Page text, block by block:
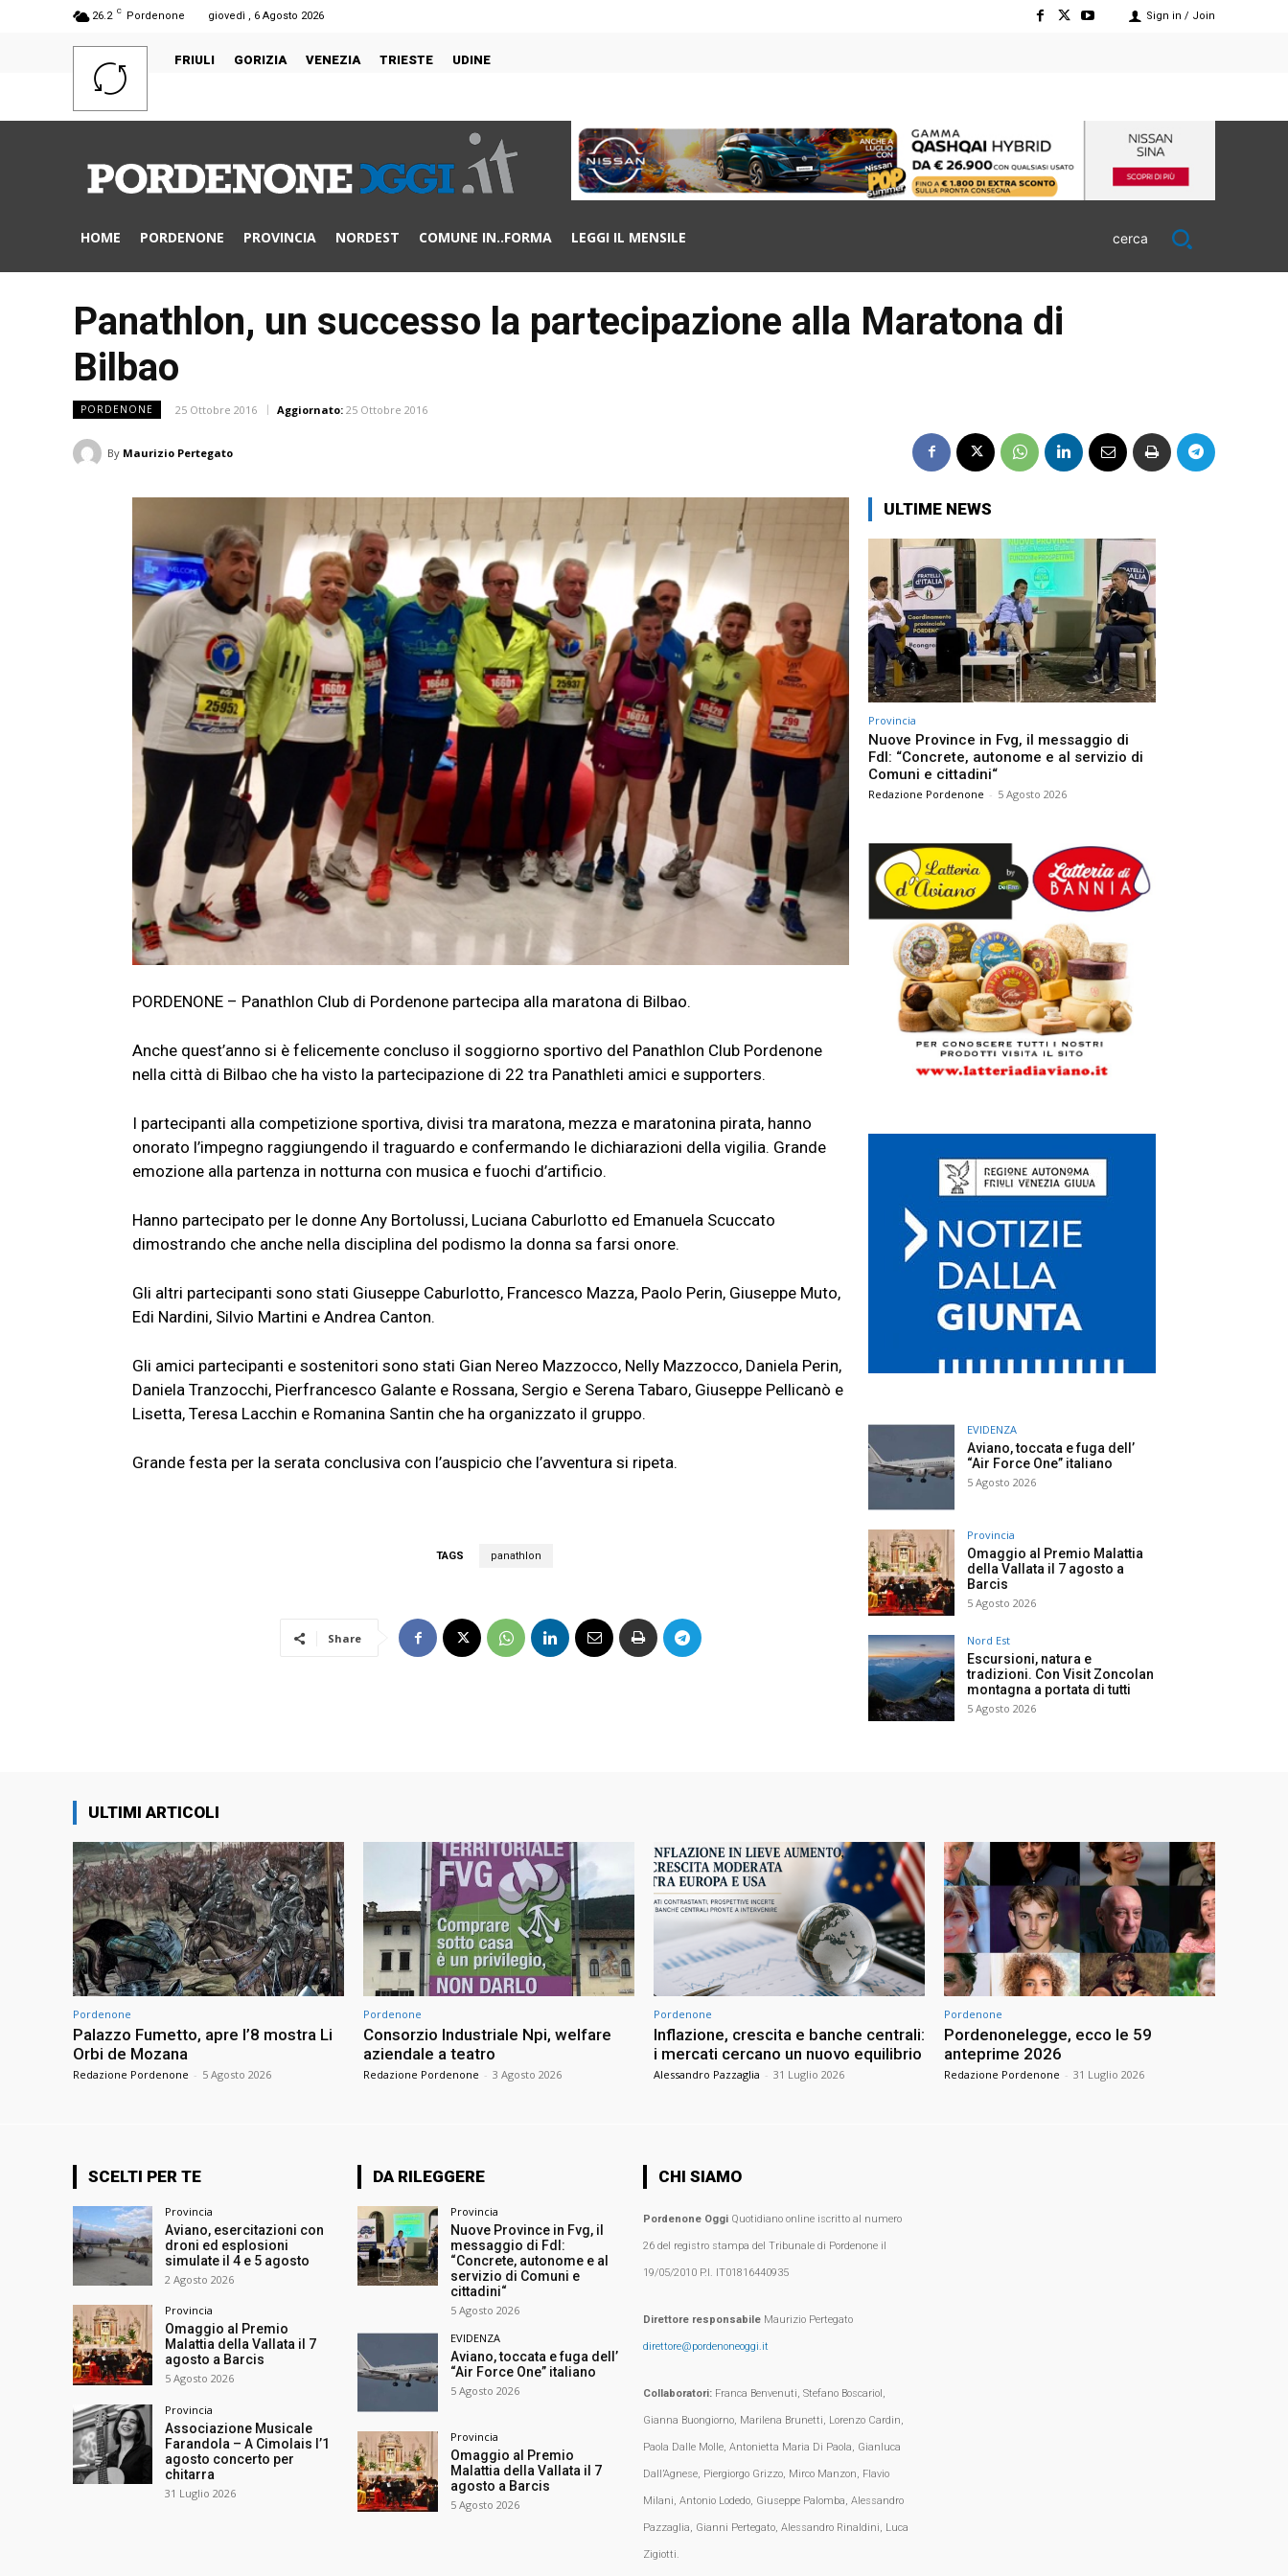
26.2 C Pordenone giovedì , 6 Agosto 2026 Sign in / Join
FRIULI GORIZIA VENEZIA TRIESTE UDINE
HOME PORDENONE PROVINCIA NORDEST COMUNE IN..FORMA LEGGI IL MENSILE cerca
Panathlon, un successo la partecipazione alla Maratona di
Bilbao
PORDENONE 25 Ottobre 2016 Aggiornato: 25 Ottobre 2016
By Maurizio Pertegato
PORDENONE – Panathlon Club di Pordenone partecipa alla maratona di Bilbao.
Anche quest’anno si è felicemente concluso il soggiorno sportivo del Panathlon Club Pordenone
nella città di Bilbao che ha visto la partecipazione di 22 tra Panathleti amici e supporters.
I partecipanti alla competizione sportiva, divisi tra maratona, mezza e maratonina pirata, hanno
onorato l’impegno raggiungendo il traguardo e confermando le dichiarazioni della vigilia. Grande
emozione alla partenza in notturna con musica e fuochi d’artificio.
Hanno partecipato per le donne Any Bortolussi, Luciana Caburlotto ed Emanuela Scuccato
dimostrando che anche nella disciplina del podismo la donna sa farsi onore.
Gli altri partecipanti sono stati Giuseppe Caburlotto, Francesco Mazza, Paolo Perin, Giuseppe Muto,
Edi Nardini, Silvio Martini e Andrea Canton.
Gli amici partecipanti e sostenitori sono stati Gian Nereo Mazzocco, Nelly Mazzocco, Daniela Perin,
Daniela Tranzocchi, Pierfrancesco Galante e Rossana, Sergio e Serena Tabaro, Giuseppe Pellicanò e
Lisetta, Teresa Lacchin e Romanina Santin che ha organizzato il gruppo.
Grande festa per la serata conclusiva con l’auspicio che l’avventura si ripeta.
TAGS panathlon
Share
ULTIME NEWS
Provincia
Nuove Province in Fvg, il messaggio di
FdI: “Concrete, autonome e al servizio di
Comuni e cittadini“
Redazione Pordenone - 5 Agosto 2026
EVIDENZA
Aviano, toccata e fuga dell’
“Air Force One” italiano
5 Agosto 2026
Provincia
Omaggio al Premio Malattia
della Vallata il 7 agosto a
Barcis
5 Agosto 2026
Nord Est
Escursioni, natura e
tradizioni. Con Visit Zoncolan
montagna a portata di tutti
5 Agosto 2026
ULTIMI ARTICOLI
Pordenone
Palazzo Fumetto, apre l’8 mostra Li
Orbi de Mozana
Redazione Pordenone - 5 Agosto 2026
Pordenone
Consorzio Industriale Npi, welfare
aziendale a teatro
Redazione Pordenone - 3 Agosto 2026
Pordenone
Inflazione, crescita e banche centrali:
i mercati cercano un nuovo equilibrio
Alessandro Pazzaglia - 31 Luglio 2026
Pordenone
Pordenonelegge, ecco le 59
anteprime 2026
Redazione Pordenone - 31 Luglio 2026
SCELTI PER TE
Provincia
Aviano, esercitazioni con
droni ed esplosioni
simulate il 4 e 5 agosto
2 Agosto 2026
Provincia
Omaggio al Premio
Malattia della Vallata il 7
agosto a Barcis
5 Agosto 2026
Provincia
Associazione Musicale
Farandola – A Cimolais l’1
agosto concerto per
chitarra
31 Luglio 2026
DA RILEGGERE
Provincia
Nuove Province in Fvg, il
messaggio di FdI:
“Concrete, autonome e al
servizio di Comuni e
cittadini“
5 Agosto 2026
EVIDENZA
Aviano, toccata e fuga dell’
“Air Force One” italiano
5 Agosto 2026
Provincia
Omaggio al Premio
Malattia della Vallata il 7
agosto a Barcis
5 Agosto 2026
CHI SIAMO
Pordenone OggiQuotidiano online iscritto al numero
26 del registro stampa del Tribunale di Pordenone il
19/05/2010 P.I. IT01816440935
Direttore responsabileMaurizio Pertegato
direttore@pordenoneoggi.it
Collaboratori:Franca Benvenuti, Stefano Boscariol,
Gianna Buongiorno, Marilena Brunetti, Lorenzo Cardin,
Paola Dalle Molle, Antonietta Maria Di Paola, Gianluca
Dall’Agnese, Piergiorgo Grizzo, Mirco Manzon, Flavio
Milani, Antonio Lodedo, Giuseppe Palomba, Alessandro
Pazzaglia, Gianni Pertegato, Alessandro Rinaldini, Luca
Zigiotti.